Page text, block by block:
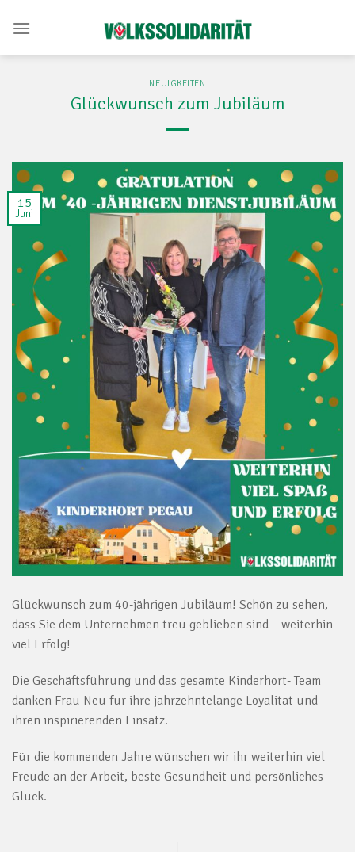
NEUIGKEITEN
Glückwunsch zum Jubiläum
15
Juni
Glückwunsch zum 40-jährigen Jubiläum! Schön zu sehen,
dass Sie dem Unternehmen treu geblieben sind – weiterhin
viel Erfolg!
Die Geschäftsführung und das gesamte Kinderhort- Team
danken Frau Neu für ihre jahrzehntelange Loyalität und
ihren inspirierenden Einsatz.
Für die kommenden Jahre wünschen wir ihr weiterhin viel
Freude an der Arbeit, beste Gesundheit und persönliches
Glück.